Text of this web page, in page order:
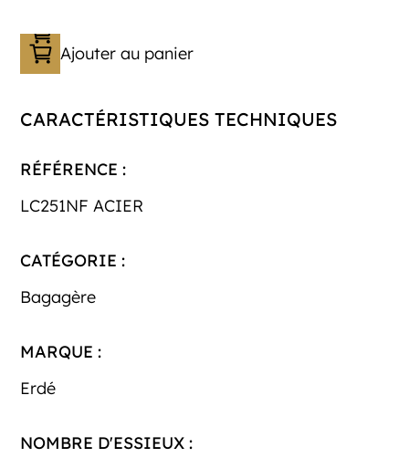
Ajouter au panier
CARACTÉRISTIQUES TECHNIQUES
RÉFÉRENCE :
LC251NF ACIER
CATÉGORIE :
Bagagère
MARQUE :
Erdé
NOMBRE D'ESSIEUX :